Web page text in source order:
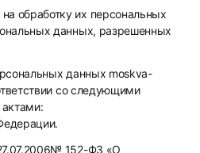
на обработку их персональных
данных, разрешенных
данных moskva-
со следующими
152-ФЗ «О